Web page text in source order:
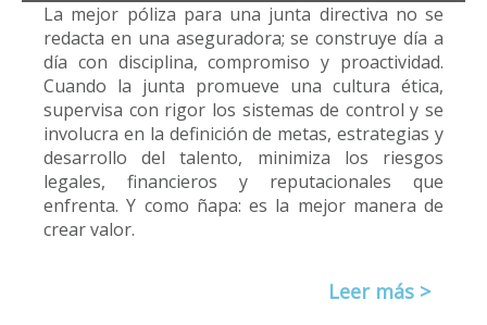
La mejor póliza para una junta directiva no se
redacta en una aseguradora; se construye día a
día con disciplina, compromiso y proactividad.
Cuando la junta promueve una cultura ética,
supervisa con rigor los sistemas de control y se
involucra en la definición de metas, estrategias y
desarrollo del talento, minimiza los riesgos
legales, financieros y reputacionales que
enfrenta. Y como ñapa: es la mejor manera de
crear valor.
Leer más >